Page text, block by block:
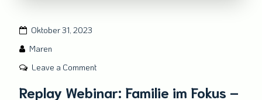
Oktober 31, 2023
Maren
Leave a Commenton
Webinar:
Replay Webinar: Familie im Fokus –